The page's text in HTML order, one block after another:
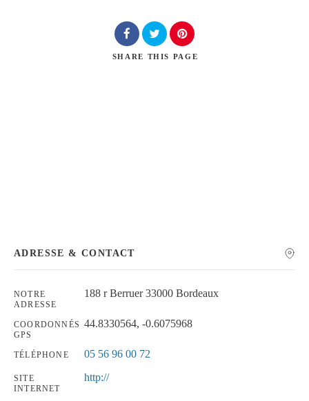
SHARE THIS PAGE
ADRESSE & CONTACT
NOTRE
ADRESSE
188 r Berruer 33000 Bordeaux
COORDONNÉS
GPS
44.8330564, -0.6075968
TÉLÉPHONE 05 56 96 00 72
SITE
INTERNET
http://